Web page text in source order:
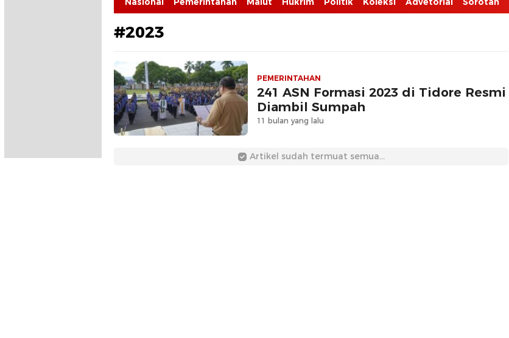
#2023
PEMERINTAHAN
241 ASN Formasi 2023 di Tidore Resmi
Diambil Sumpah
11 bulan yang lalu
Artikel sudah termuat semua...